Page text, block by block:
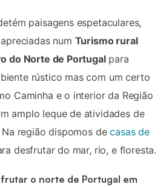
paisagens espetaculares,
num Turismo rural
do Norte de Portugalpara
rústico mas com um certo
Caminha e o interior da Região
amplo leque de atividades de
região dispomos decasas de
desfrutar do mar, rio, e floresta.
o norte de Portugal em